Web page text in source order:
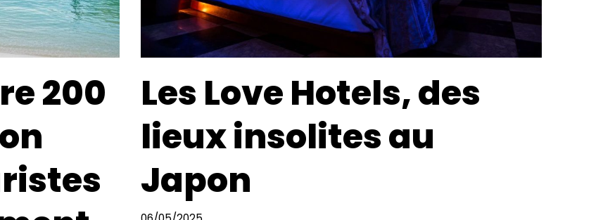
200
Les Love Hotels, des
lieux insolites au
Japon